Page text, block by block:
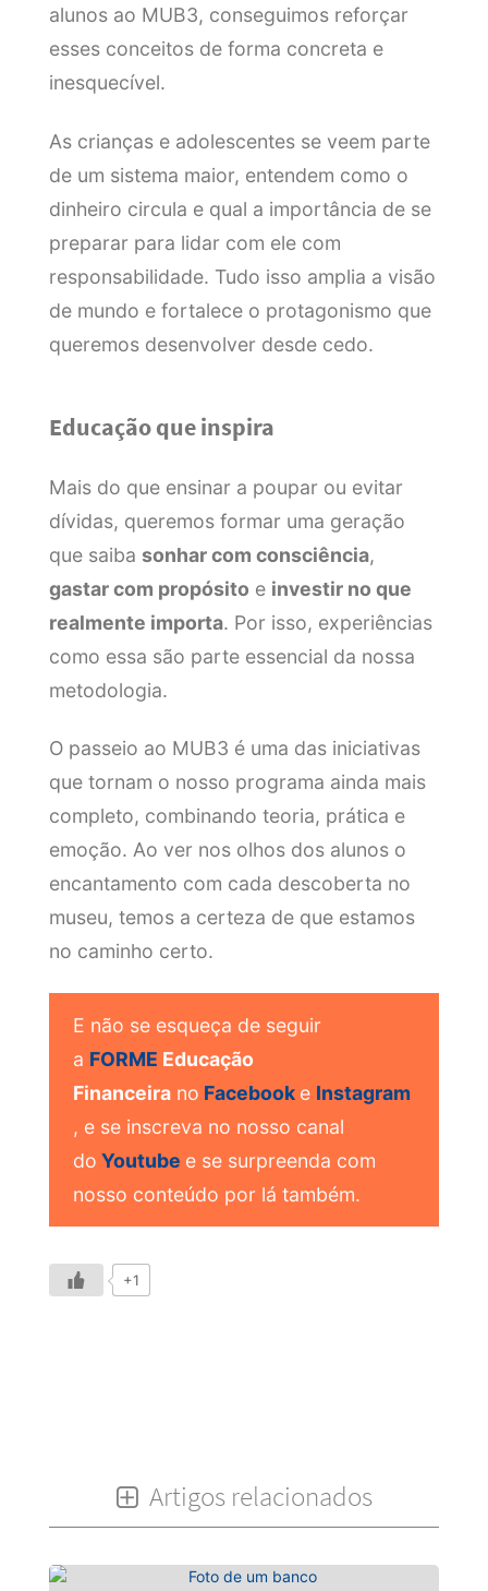
alunos ao MUB3, conseguimos reforçar
esses conceitos de forma concreta e
inesquecível.
As crianças e adolescentes se veem parte
de um sistema maior, entendem como o
dinheiro circula e qual a importância de se
preparar para lidar com ele com
responsabilidade. Tudo isso amplia a visão
de mundo e fortalece o protagonismo que
queremos desenvolver desde cedo.
Educação que inspira
Mais do que ensinar a poupar ou evitar
dívidas, queremos formar uma geração
que saiba sonhar com consciência,
gastar com propósito e investir no que
realmente importa. Por isso, experiências
como essa são parte essencial da nossa
metodologia.
O passeio ao MUB3 é uma das iniciativas
que tornam o nosso programa ainda mais
completo, combinando teoria, prática e
emoção. Ao ver nos olhos dos alunos o
encantamento com cada descoberta no
museu, temos a certeza de que estamos
no caminho certo.
E não se esqueça de seguir
a FORME Educação
Financeira no Facebook e Instagram
, e se inscreva no nosso canal
do Youtube e se surpreenda com
nosso conteúdo por lá também.
+1
Artigos relacionados